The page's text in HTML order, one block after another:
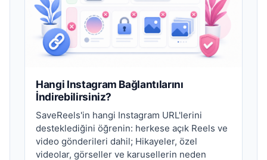
Hangi Instagram Bağlantılarını
İndirebilirsiniz?
SaveReels'in hangi Instagram URL'lerini
desteklediğini öğrenin: herkese açık Reels ve
video gönderileri dahil; Hikayeler, özel
videolar, görseller ve karusellerin neden